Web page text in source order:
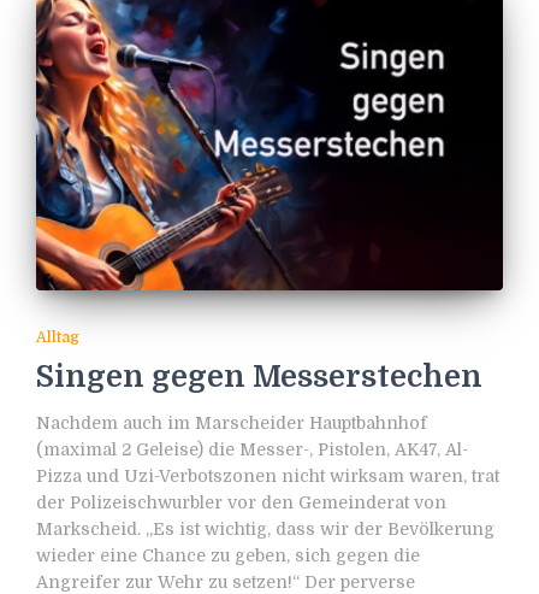
Alltag
Singen gegen Messerstechen
Nachdem auch im Marscheider Hauptbahnhof
(maximal 2 Geleise) die Messer-, Pistolen, AK47, Al-
Pizza und Uzi-Verbotszonen nicht wirksam waren, trat
der Polizeischwurbler vor den Gemeinderat von
Markscheid. „Es ist wichtig, dass wir der Bevölkerung
wieder eine Chance zu geben, sich gegen die
Angreifer zur Wehr zu setzen!“ Der perverse